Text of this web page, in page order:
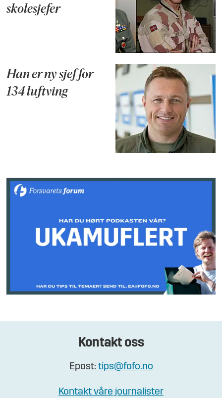
skolesjefer
Han er ny sjef for
134 luftving
Kontakt oss
Epost: tips@fofo.no
Kontakt våre journalister